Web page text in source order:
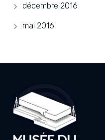
décembre 2016
mai 2016